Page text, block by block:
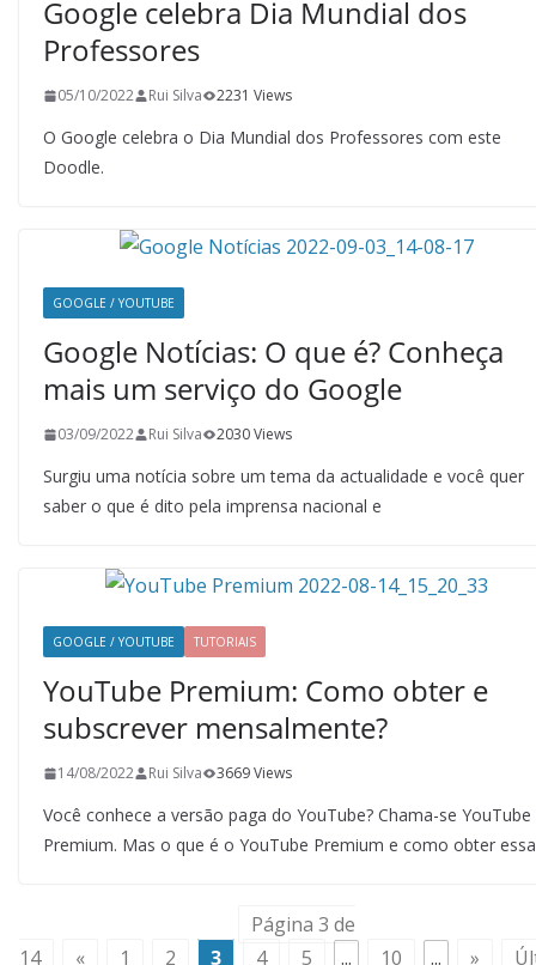
Google celebra Dia Mundial dos
Professores
05/10/2022 Rui Silva 2231 Views
O Google celebra o Dia Mundial dos Professores com este
Doodle.
GOOGLE / YOUTUBE
Google Notícias: O que é? Conheça
mais um serviço do Google
03/09/2022 Rui Silva 2030 Views
Surgiu uma notícia sobre um tema da actualidade e você quer
saber o que é dito pela imprensa nacional e
GOOGLE / YOUTUBE TUTORIAIS
YouTube Premium: Como obter e
subscrever mensalmente?
14/08/2022 Rui Silva 3669 Views
Você conhece a versão paga do YouTube? Chama-se YouTube
Premium. Mas o que é o YouTube Premium e como obter essa
Página 3 de
14
« 1 2 3 4 5 ... 10 ... »